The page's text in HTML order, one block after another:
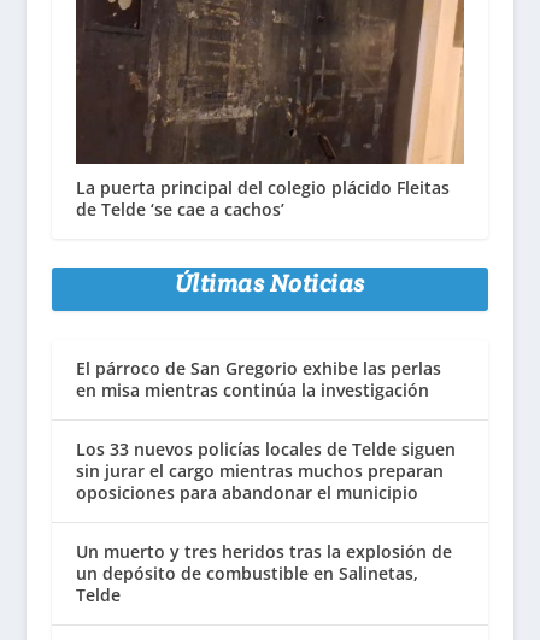
La puerta principal del colegio plácido Fleitas
de Telde ‘se cae a cachos’
Últimas Noticias
El párroco de San Gregorio exhibe las perlas
en misa mientras continúa la investigación
Los 33 nuevos policías locales de Telde siguen
sin jurar el cargo mientras muchos preparan
oposiciones para abandonar el municipio
Un muerto y tres heridos tras la explosión de
un depósito de combustible en Salinetas,
Telde